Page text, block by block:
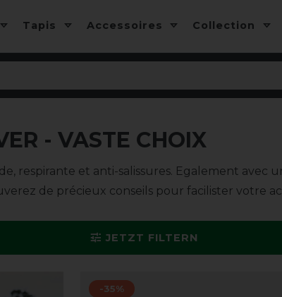
Tapis Accessoires Collection
- VASTE CHOIX
respirante et anti-salissures. Egalement avec
de précieux conseils pour facilister votre
JETZT FILTERN
-35%